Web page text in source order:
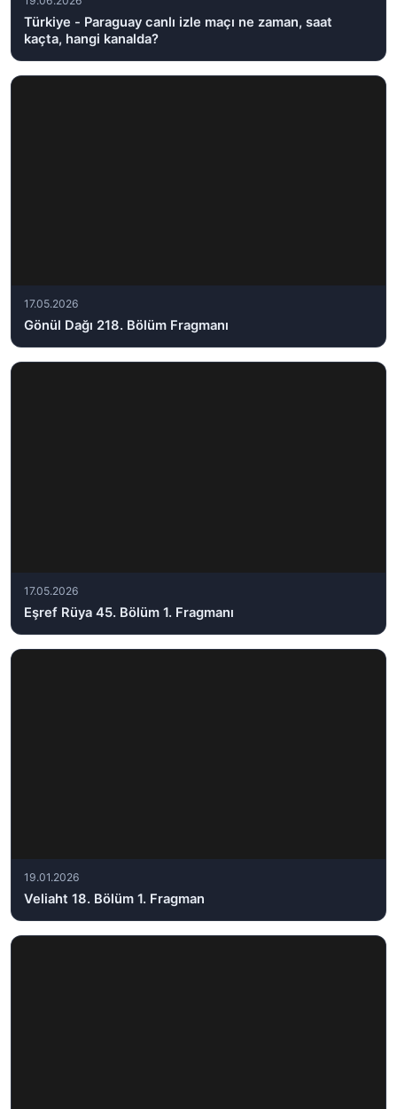
Türkiye - Paraguay canlı izle maçı ne zaman, saat
kaçta, hangi kanalda?
17.05.2026
Gönül Dağı 218. Bölüm Fragmanı
17.05.2026
Eşref Rüya 45. Bölüm 1. Fragmanı
19.01.2026
Veliaht 18. Bölüm 1. Fragman